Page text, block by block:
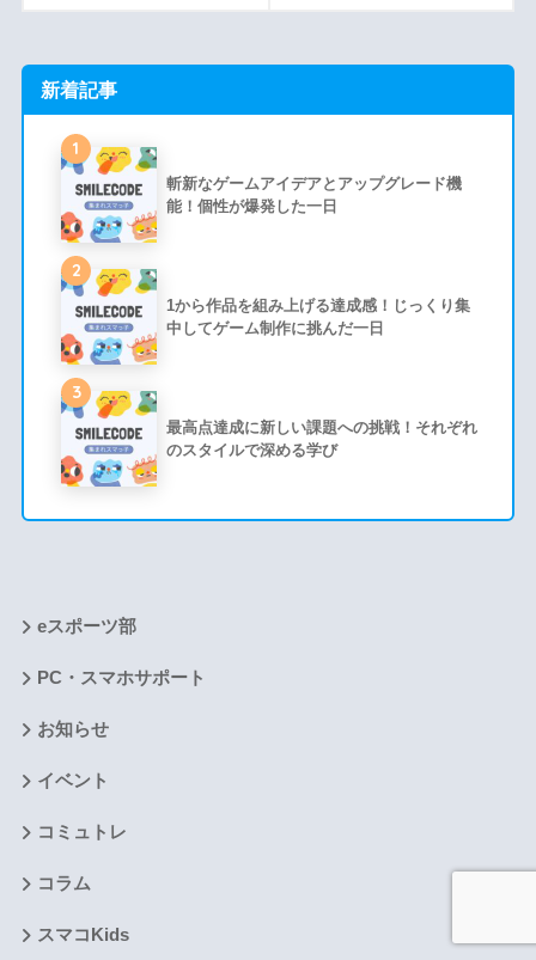
新着記事
1
斬新なゲームアイデアとアップグレード機
能！個性が爆発した一日
2
1から作品を組み上げる達成感！じっくり集
中してゲーム制作に挑んだ一日
3
最高点達成に新しい課題への挑戦！それぞれ
のスタイルで深める学び
eスポーツ部
PC・スマホサポート
お知らせ
イベント
コミュトレ
コラム
スマコKids